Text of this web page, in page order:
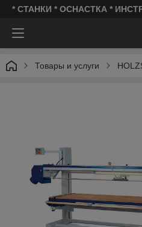
* СТАНКИ * ОСНАСТКА *
Товары и услуги